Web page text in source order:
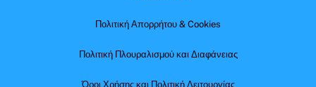
Πολιτική Απορρήτου & Cookies
Πολιτική Πλουραλισμού και Διαφάνειας
Όροι Χρήσης και Πολιτική Λειτουργίας